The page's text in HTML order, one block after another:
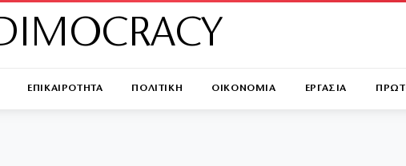
ΕΠΙΚΑΙΡΟΤΗΤΑ ΠΟΛΙΤΙΚΗ ΟΙΚΟΝΟΜΙΑ ΕΡΓΑΣΙΑ